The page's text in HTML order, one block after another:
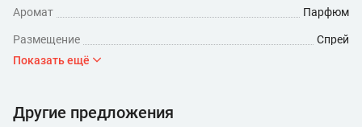
Аромат Парфюм
Размещение
Спрей
Показать ещё
Другие предложения